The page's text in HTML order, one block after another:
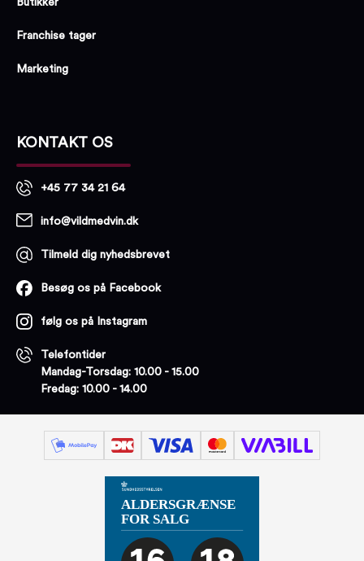
Butikker
Franchise tager
Marketing
KONTAKT OS
+45 77 34 21 64
info@vildmedvin.dk
Tilmeld dig nyhedsbrevet
Besøg os på Facebook
følg os på Instagram
Telefontider
Mandag-Torsdag: 10.00 - 15.00
Fredag: 10.00 - 14.00